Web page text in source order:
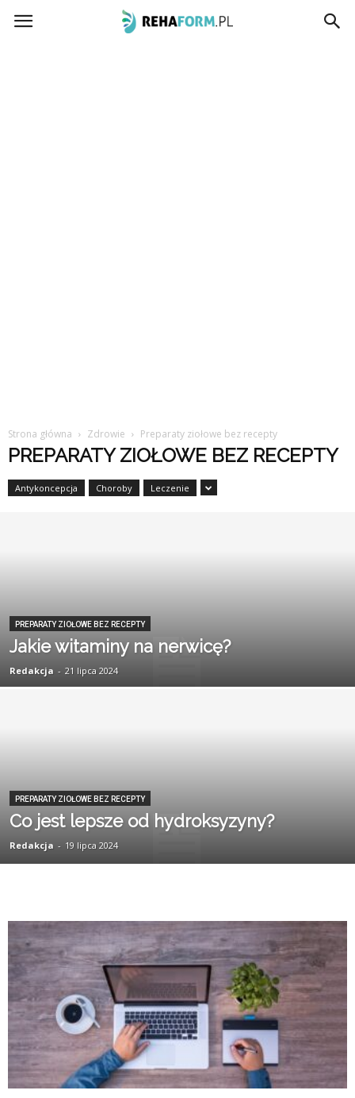
www.rehaform.pl
Strona główna Zdrowie Preparaty ziołowe bez recepty
PREPARATY ZIOŁOWE BEZ RECEPTY
Antykoncepcja Choroby Leczenie
PREPARATY ZIOŁOWE BEZ RECEPTY
Jakie witaminy na nerwicę?
Redakcja - 21 lipca 2024
PREPARATY ZIOŁOWE BEZ RECEPTY
Co jest lepsze od hydroksyzyny?
Redakcja - 19 lipca 2024